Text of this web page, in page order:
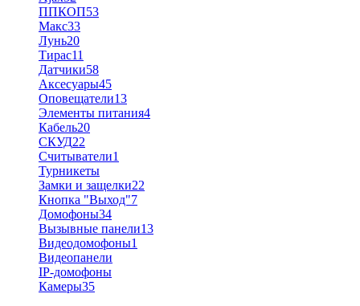
ППКОП53
Макс33
Лунь20
Тирас11
Датчики58
Аксесуары45
Оповещатели13
Элементы питания4
Кабель20
СКУД22
Считыватели1
Турникеты
Замки и защелки22
Кнопка "Выход"7
Домофоны34
Вызывные панели13
Видеодомофоны1
Видеопанели
IP-домофоны
Камеры35